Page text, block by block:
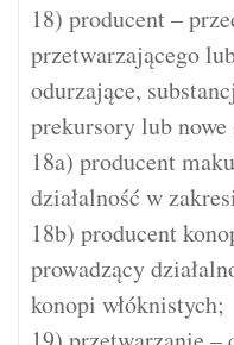
18) producent –
przetwarzającego
odurzające,
prekursory lub
18a) producent
działalność w
18b) producent
prowadzący
konopi włóknistych;